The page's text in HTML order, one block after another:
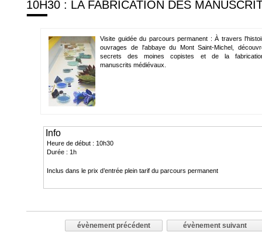
10H30 : LA FABRICATION DES
Visite guidée du parcours permanent : À travers
ouvrages de l'abbaye du Mont Saint-Michel,
secrets des moines copistes et de la
manuscrits médiévaux.
Info
Heure de début : 10h30
Durée : 1h
Inclus dans le prix d’entrée plein tarif du parcours permanent
évènement précédent évènement suivant